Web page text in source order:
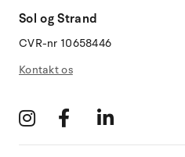
Sol og Strand
CVR-nr 10658446
Kontakt os